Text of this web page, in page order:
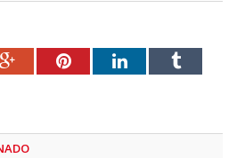
Google+PinterestLinkedInTumblr